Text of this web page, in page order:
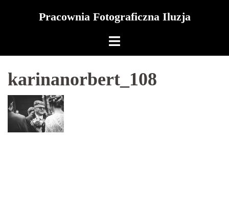
Pracownia Fotograficzna Iluzja
karinanorbert_108